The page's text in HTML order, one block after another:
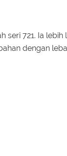
seri 721. Ia
dengan